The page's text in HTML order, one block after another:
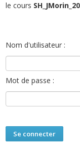
le cours
Nom d'utilisateur :
Mot de passe :